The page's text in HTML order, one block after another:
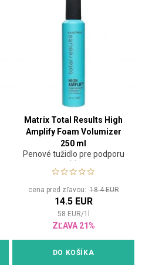
Matrix Total Results High
Amplify Foam Volumizer
250 ml
Penové tužidlo pre podporu
a objem
cena pred zľavou:18.4 EUR
14.5 EUR
58 EUR/1
ZĽAVA 21%
DO KOŠÍKA